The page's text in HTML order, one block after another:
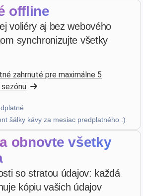
v4.3.21
integrazione ma andiamo
foutieve ingave van data. Wordt te
mogelijkheden.”
offline
voliéry aj bez webového
synchronizujte všetky
zahrnuté pre maximálne 5
šálky kávy za mesiac predplatného :)
obnovte všetky
so stratou údajov: každá
kópiu vašich údajov